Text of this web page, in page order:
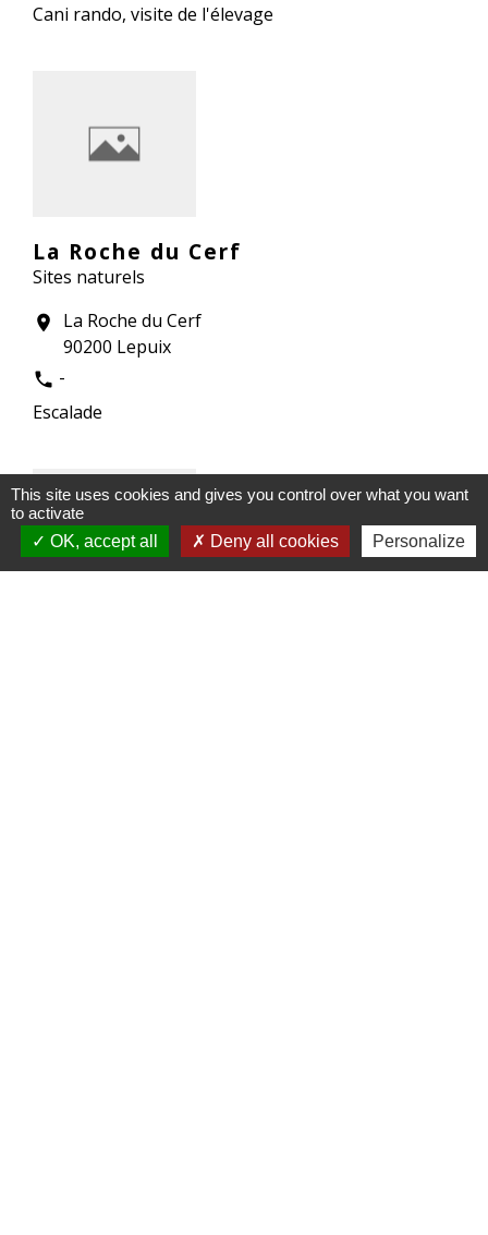
Cani rando, visite de l'élevage
La Roche du Cerf
Sites naturels
location_on
La Roche du Cerf
90200 Lepuix
phone -
Escalade
This site uses cookies and gives you control over what you want
to activate
OK, accept all
Deny all cookies Personalize